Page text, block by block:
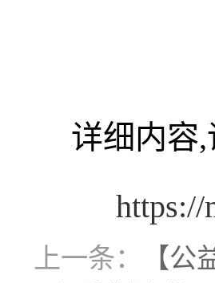
详细内容
https://
上一条： 【